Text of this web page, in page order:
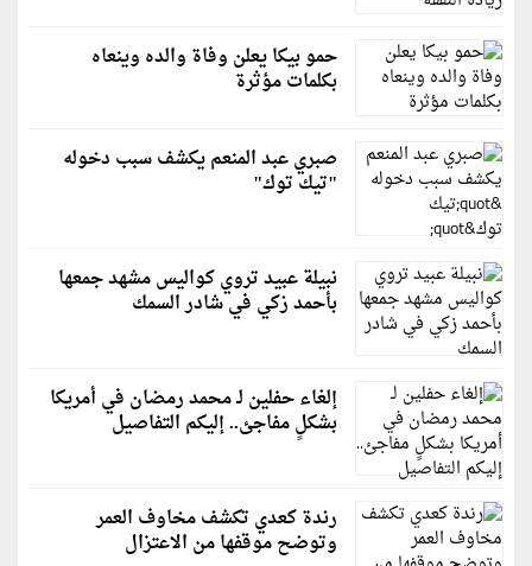
حمو بيكا يعلن وفاة والده وينعاه
بكلمات مؤثرة
صبري عبد المنعم يكشف سبب دخوله
"تيك توك"
نبيلة عبيد تروي كواليس مشهد جمعها
بأحمد زكي في شادر السمك
إلغاء حفلين لـ محمد رمضان في أمريكا
بشكلٍ مفاجئ.. إليكم التفاصيل
رندة كعدي تكشف مخاوف العمر
وتوضح موقفها من الاعتزال